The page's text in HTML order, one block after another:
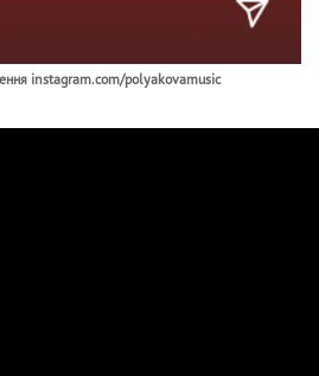
instagram.com/polyakovamusic